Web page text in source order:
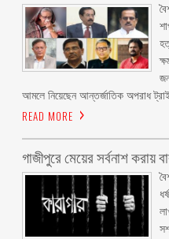
আমলে নিয়েছেন আন্তর্জাতিক অপরাধ
READ MORE
গাজীপুরে মেয়ের সর্বনাশ করায়